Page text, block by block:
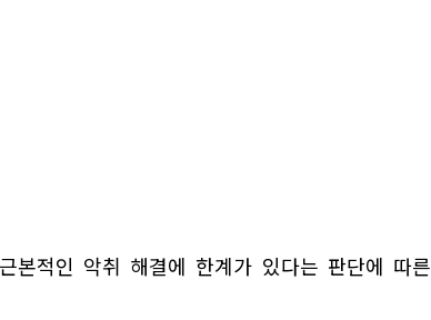
본적인 악취 해결에 한계가 있다는 판단에 따른